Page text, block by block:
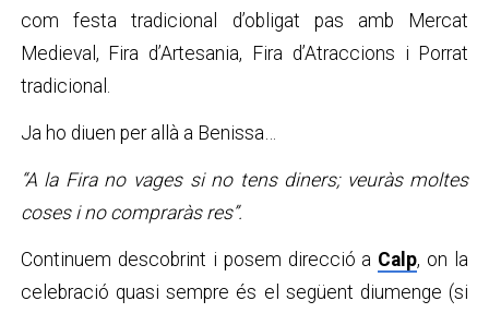
com festa tradicional d’obligat pas amb Mercat
Medieval, Fira d’Artesania, Fira d’Atraccions i Porrat
tradicional.
Ja ho diuen per allà a Benissa…
“A la Fira no vages si no tens diners; veuràs moltes
coses i no compraràs res”.
Continuem descobrint i posem direcció a Calp, on la
celebració quasi sempre és el següent diumenge (si